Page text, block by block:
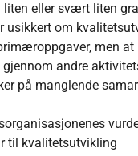
liten eller svært liten
usikkert om
men at
andre
på manglende
til kvalitetsutvikling